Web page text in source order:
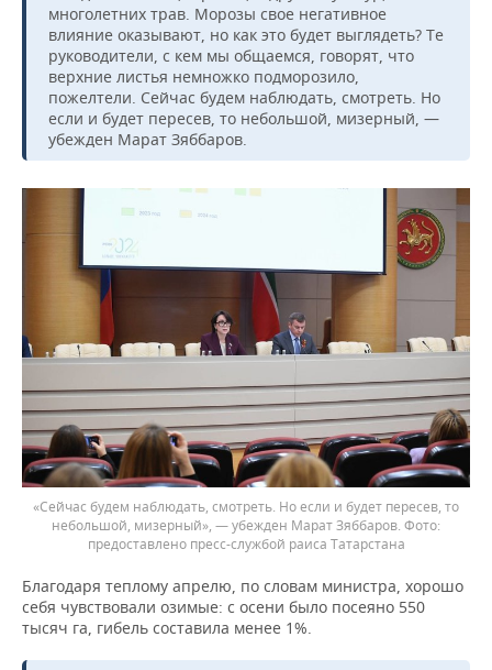
многолетних трав. Морозы свое негативное
влияние оказывают, но как это будет выглядеть? Те
руководители, с кем мы общаемся, говорят, что
верхние листья немножко подморозило,
пожелтели. Сейчас будем наблюдать, смотреть. Но
если и будет пересев, то небольшой, мизерный, —
убежден Марат Зяббаров.
«Сейчас будем наблюдать, смотреть. Но если и будет пересев, то
небольшой, мизерный», — убежден Марат Зяббаров.
предоставлено пресс-службой раиса Татарстана
Благодаря теплому апрелю, по словам министра, хорошо
себя чувствовали озимые: с осени было посеяно 550
тысяч га, гибель составила менее 1%.